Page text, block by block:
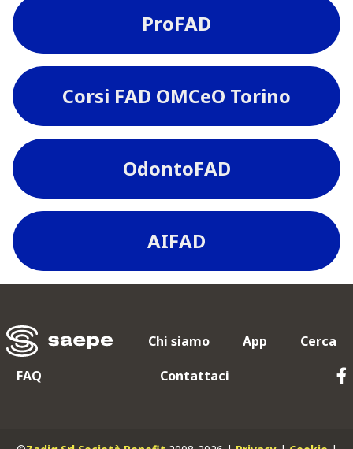
ProFAD
Corsi FAD OMCeO Torino
OdontoFAD
AIFAD
Chi siamo App
Cerca
FAQ
Contattaci